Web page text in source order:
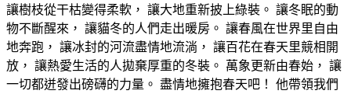
讓樹枝從干枯變得柔軟， 讓大地重新披上綠裝。 讓冬眠的動
物不斷醒來， 讓貓冬的人們走出暖房。 讓春風在世界里自由
地奔跑， 讓冰封的河流盡情地流淌， 讓百花在春天里競相開
放， 讓熱愛生活的人拋棄厚重的冬裝。 萬象更新由春始， 讓
一切都迸發出磅礴的力量。 盡情地擁抱春天吧！ 他帶領我們